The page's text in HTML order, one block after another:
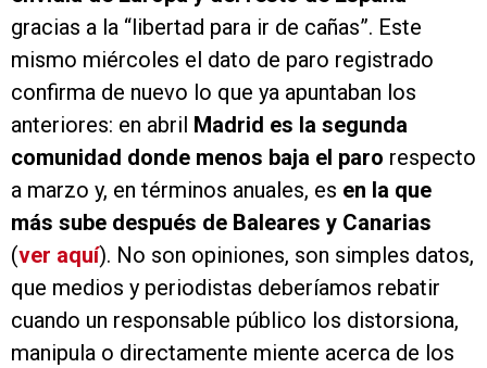
gracias a la “libertad para ir de cañas”. Este
mismo miércoles el dato de paro registrado
confirma de nuevo lo que ya apuntaban los
anteriores: en abril Madrid es la segunda
comunidad donde menos baja el paro respecto
a marzo y, en términos anuales, es en la que
más sube después de Baleares y Canarias
(ver aquí). No son opiniones, son simples datos,
que medios y periodistas deberíamos rebatir
cuando un responsable público los distorsiona,
manipula o directamente miente acerca de los